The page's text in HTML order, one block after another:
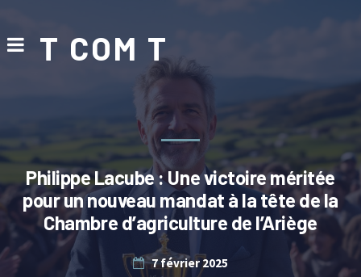
T COM T
Philippe Lacube : Une victoire méritée
pour un nouveau mandat à la tête de la
Chambre d’agriculture de l’Ariège
7 février 2025